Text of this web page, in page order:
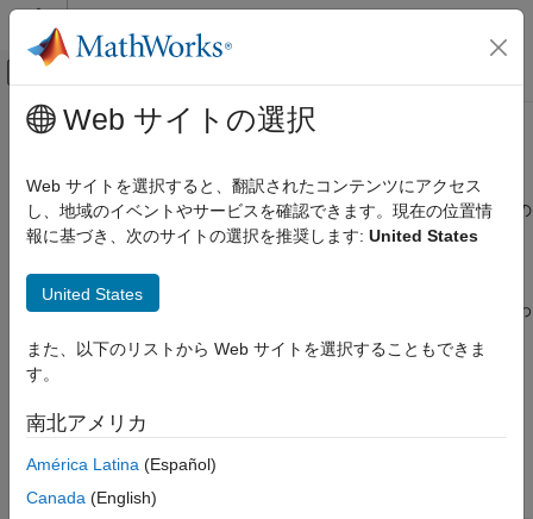
コンテンツへスキップ
オフキャンバス ナビゲーション メ
ドキュメンテーションのホーム
Simulink Control Design
制御システムの設計と調整
カテゴリ
制御システム調整器による調整
プログラムによる調整
メインコンテンツ
ループ整形設計
指定された帯域幅と安定余裕に合わせたフィードバック ループの
調整
SISO フィードバック ループまたは MIMO フィードバック ルー
プを調整します。
は指定された帯域幅と安定余裕に合わ
で、フィードバック ループのループ整形に
クイック ループ調整
を使用します。
関数
すべて展開する
Web サイトの選択
Web サイトを選択すると、翻訳されたコンテンツにアクセス
し、地域のイベントやサービスを確認できます。現在の位置情
報に基づき、次のサイトの選択を推奨します: United States
United States
また、以下のリストから Web サイトを選択することもできま
す。
南北アメリカ
América Latina (Español)
Canada (English)